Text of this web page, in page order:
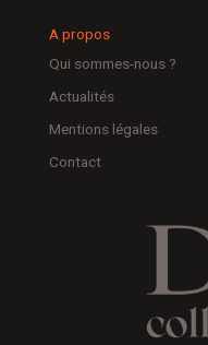
A propos
Qui sommes-nous ?
Actualités
Mentions légales
Contact